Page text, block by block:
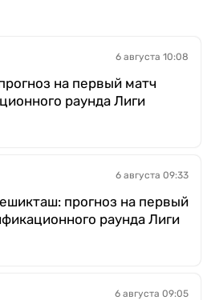
6 августа 10:08
на первый матч
раунда Лиги
6 августа 09:33
прогноз на первый
раунда Лиги
6 августа 09:05